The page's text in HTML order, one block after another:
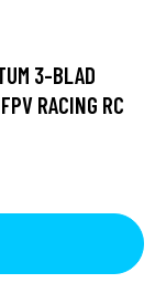
3-BLAD
RACING RC